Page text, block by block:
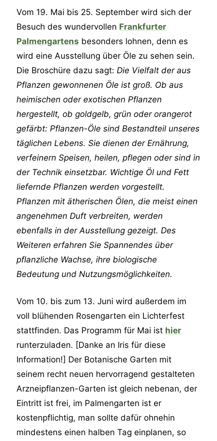
Vom 19. Mai bis 25. September wird sich der
Besuch des wundervollen Frankfurter
Palmengartens besonders lohnen, denn es
wird eine Ausstellung über Öle zu sehen sein.
Die Broschüre dazu sagt:Die Vielfalt der aus
Pflanzen gewonnenen Öle ist groß. Ob aus
heimischen oder exotischen Pflanzen
hergestellt, ob goldgelb, grün oder orangerot
gefärbt: Pflanzen-Öle sind Bestandteil unseres
täglichen Lebens. Sie dienen der Ernährung,
verfeinern Speisen, heilen, pflegen oder sind in
der Technik einsetzbar. Wichtige Öl und Fett
liefernde Pflanzen werden vorgestellt.
Pflanzen mit ätherischen Ölen, die meist einen
angenehmen Duft verbreiten, werden
ebenfalls in der Ausstellung gezeigt. Des
Weiteren erfahren Sie Spannendes über
pflanzliche Wachse, ihre biologische
Bedeutung und Nutzungsmöglichkeiten.
Vom 10. bis zum 13. Juni wird außerdem im
voll blühenden Rosengarten ein Lichterfest
stattfinden. Das Programm für Mai ist hier
runterzuladen. [Danke an Iris für diese
Information!] Der Botanische Garten mit
seinem recht neuen hervorragend gestalteten
Arzneipflanzen-Garten ist gleich nebenan, der
Eintritt ist frei, im Palmengarten ist er
kostenpflichtig, man sollte dafür ohnehin
mindestens einen halben Tag einplanen, so